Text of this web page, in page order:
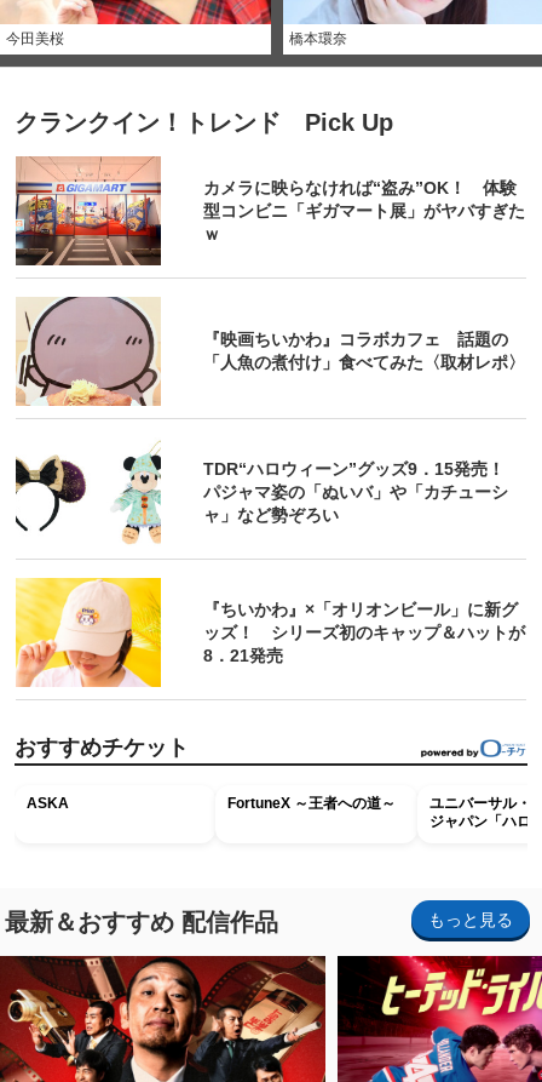
今田美桜 橋本環奈
クランクイン！トレンド Pick Up
カメラに映らなければ“盗み”OK！ 体験
型コンビニ「ギガマート展」がヤバすぎた
ｗ
『映画ちいかわ』コラボカフェ 話題の
「人魚の煮付け」食べてみた〈取材レポ〉
TDR“ハロウィーン”グッズ9．15発売！
パジャマ姿の「ぬいバ」や「カチューシ
ャ」など勢ぞろい
『ちいかわ』×「オリオンビール」に新グ
ッズ！ シリーズ初のキャップ＆ハットが
8．21発売
おすすめチケット
ASKA FortuneX ～王者への道～
ユニバーサル・
ジャパン「ハロ
最新＆おすすめ 配信作品 もっと見る